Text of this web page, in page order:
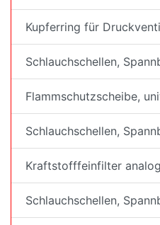
Kupferring für
Schlauchschellen,
Flammschutzscheibe,
Schlauchschellen,
Kraftstofffeinfilter
Schlauchschellen,